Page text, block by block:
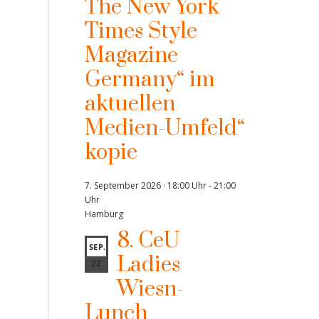
The New York
Times Style
Magazine
Germany“ im
aktuellen
Medien-Umfeld“
kopie
7. September 2026 · 18:00 Uhr-21:00
Uhr
Hamburg
SEP.
22
8. CeU
Ladies
Wiesn-
Lunch